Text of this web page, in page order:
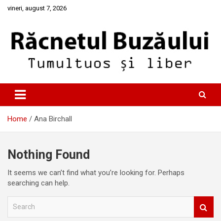
Skipvineri, august 7, 2026
Racnetul Buzaului
Home Ana Birchall
Nothing Found
It seems we can’t find what you’re looking for. Perhaps
searching can help.